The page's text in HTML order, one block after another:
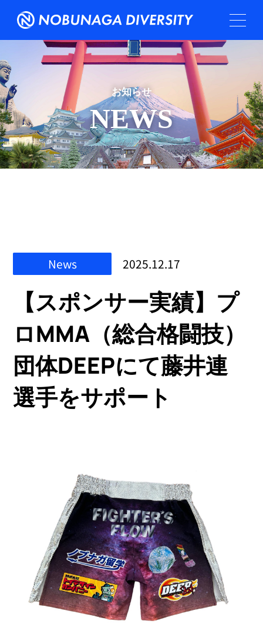
お知らせ
NEWS
News 2025.12.17
【スポンサー実績】プ
ロMMA（総合格闘技）
団体DEEPにて藤井連
選手をサポート